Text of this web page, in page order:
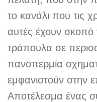
το κανάλι που τις
αυτές έχουν σκοπό
τράπουλα σε
πανσπερμία
εμφανιστούν στην
Αποτέλεσμα ένας